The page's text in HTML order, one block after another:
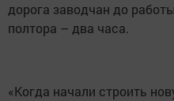
дорога заводчан до
полтора – два часа.
«Когда начали строить